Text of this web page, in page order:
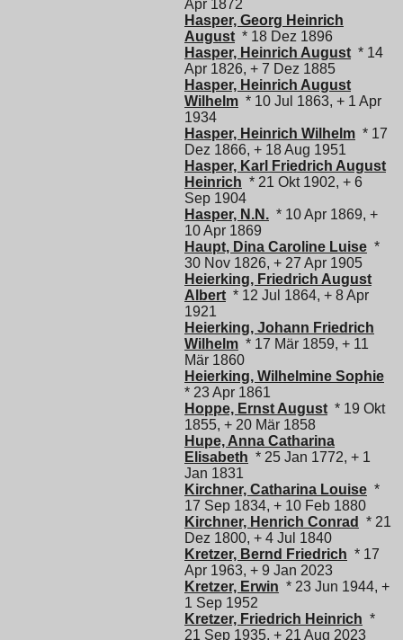
Apr 1872
Hasper, Georg Heinrich
August * 18 Dez 1896
Hasper, Heinrich August * 14
Apr 1826, + 7 Dez 1885
Hasper, Heinrich August
Wilhelm * 10 Jul 1863, + 1 Apr
1934
Hasper, Heinrich Wilhelm * 17
Dez 1866, + 18 Aug 1951
Hasper, Karl Friedrich August
Heinrich * 21 Okt 1902, + 6
Sep 1904
Hasper, N.N. * 10 Apr 1869, +
10 Apr 1869
Haupt, Dina Caroline Luise *
30 Nov 1826, + 27 Apr 1905
Heierking, Friedrich August
Albert * 12 Jul 1864, + 8 Apr
1921
Heierking, Johann Friedrich
Wilhelm * 17 Mär 1859, + 11
Mär 1860
Heierking, Wilhelmine Sophie
* 23 Apr 1861
Hoppe, Ernst August * 19 Okt
1855, + 20 Mär 1858
Hupe, Anna Catharina
Elisabeth * 25 Jan 1772, + 1
Jan 1831
Kirchner, Catharina Louise *
17 Sep 1834, + 10 Feb 1880
Kirchner, Henrich Conrad
* 21
Dez 1800, + 4 Jul 1840
Kretzer, Bernd Friedrich * 17
Apr 1963, + 9 Jan 2023
Kretzer, Erwin * 23 Jun 1944, +
1 Sep 1952
Kretzer, Friedrich Heinrich *
21 Sep 1935, + 21 Aug 2023